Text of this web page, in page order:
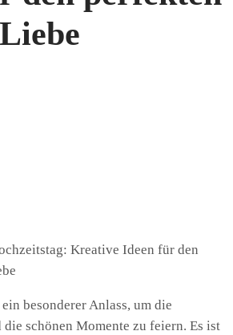
besonderer Anlass, um die
die schönen Momente zu feiern. Es ist